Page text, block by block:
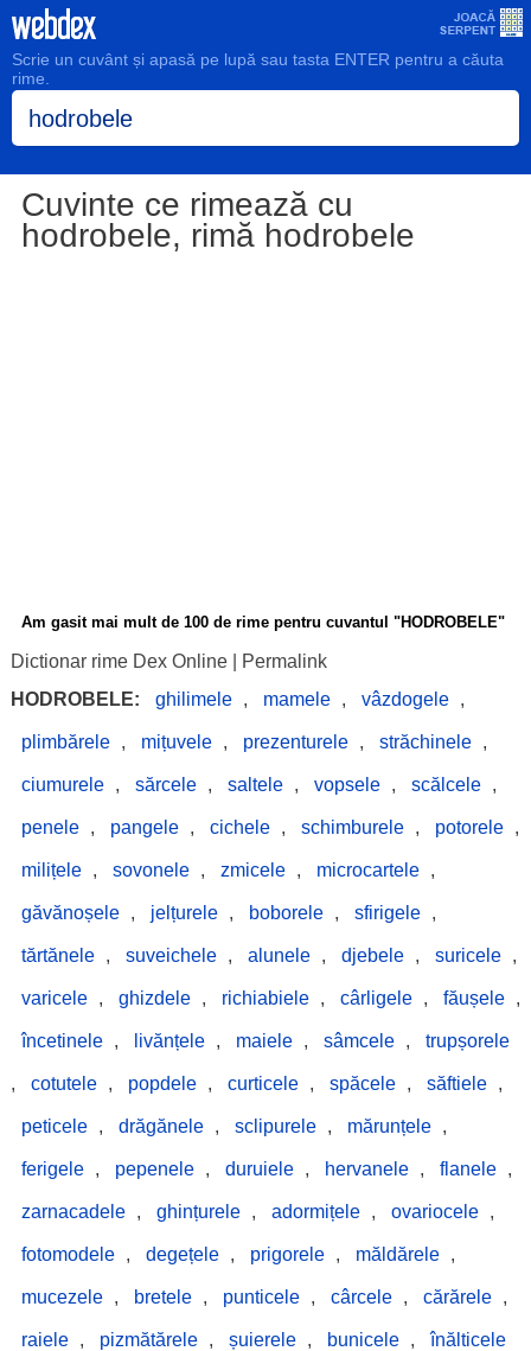
Scrie un cuvânt și apasă pe lupă sau tasta ENTER pentru a căuta
rime.
Cuvinte ce rimează cu
hodrobele, rimă hodrobele
Am gasit mai mult de 100 de rime pentru cuvantul "HODROBELE"
Dictionar rime Dex Online|
Permalink
HODROBELE:
ghilimele , mamele , vâzdogele ,
plimbărele , mițuvele , prezenturele , străchinele ,
ciumurele , sărcele , saltele , vopsele , scălcele ,
penele , pangele , cichele , schimburele , potorele ,
milițele , sovonele , zmicele , microcartele ,
găvănoșele , jelțurele , boborele , sfirigele ,
tărtănele , suveichele , alunele , djebele , suricele ,
varicele , ghizdele , richiabiele , cârligele , făușele ,
încetinele , livănțele , maiele , sâmcele , trupșorele
, cotutele , popdele , curticele , spăcele , săftiele ,
peticele , drăgănele , sclipurele , mărunțele ,
ferigele , pepenele , duruiele , hervanele , flanele ,
zarnacadele , ghințurele , adormițele , ovariocele ,
fotomodele , degețele , prigorele , măldărele ,
mucezele , bretele , punticele , cârcele , cărărele ,
raiele , pizmătărele , șuierele , bunicele , înălticele